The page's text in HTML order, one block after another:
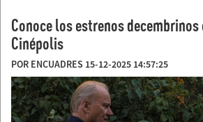
Conoce los estrenos
Cinépolis
POR ENCUADRES 15-12-2025 14:57:25